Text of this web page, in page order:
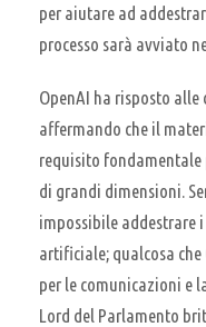
per aiutare ad
processo sarà avviato
OpenAI ha risposto
affermando che il
requisito
di grandi dimensioni.
impossibile addestrare
artificiale; qualcosa
per le comunicazioni e
Lord del Parlamento